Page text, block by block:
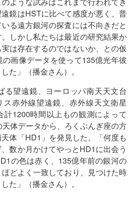
鏡はHSTに比べて感度が悪く、普
る遠方銀河の探査には不向きだと
しかし私たちは最近の研究結果か
は存在するのではないか、との仮
画像データを使って135億光年彼
た」（播金さん）。
る望遠鏡、ヨーロッパ南天天文台
ス赤外線望遠鏡、赤外線天文衛星
計1200時間以上もの観測によって
体データから、ろくぶんぎ座の方
体「HD1」を発見した。「何度も
数か月かけてやっとHD1に出会う
の色は赤く、135億年前の銀河の
どよく一致しており、見つけた時
た」（播金さん）。